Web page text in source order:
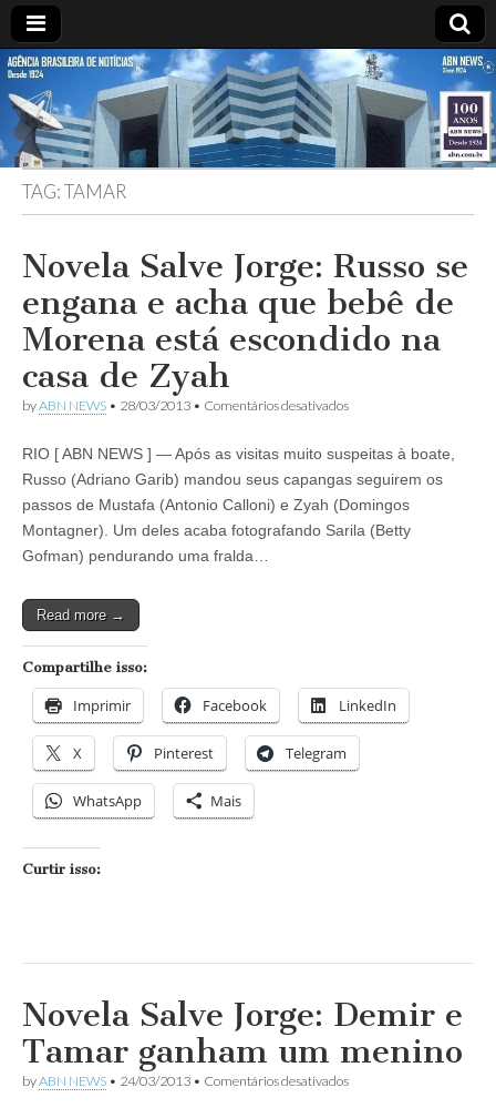
ABN
AGÊNCIA
BRASILEIRA
DE
NOTÍCIAS
DESDE
1924
TAG:TAMAR
Novela Salve Jorge: Russo se
engana e acha que bebê de
Morena está escondido na
casa de Zyah
byABN NEWS • 28/03/2013 • Comentários desativadosem
Jorge:
Russo
engana
e
casa
de
Zyah
RIO [ ABN NEWS ] — Após as visitas muito suspeitas à boate,
Russo (Adriano Garib) mandou seus capangas seguirem os
passos de Mustafa (Antonio Calloni) e Zyah (Domingos
Montagner). Um deles acaba fotografando Sarila (Betty
Gofman) pendurando uma fralda…
Read more →
Compartilhe isso:
Imprimir Facebook LinkedIn
X Pinterest Telegram
WhatsApp Mais
Curtir isso:
Novela Salve Jorge: Demir e
Tamar ganham um menino
byABN NEWS • 24/03/2013 • Comentários desativadosem